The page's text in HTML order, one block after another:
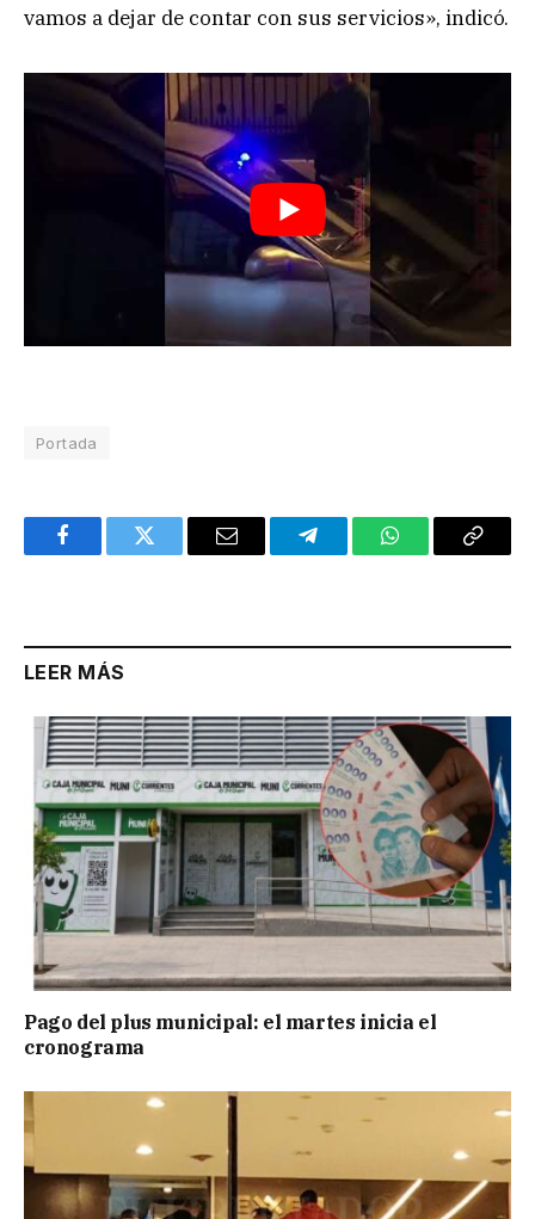
vamos a dejar de contar con sus servicios», indicó.
Portada
FacebookTwitter Email TelegramWhatsAppCopy
LEER MÁS
Pago del plus municipal: el martes inicia el
cronograma